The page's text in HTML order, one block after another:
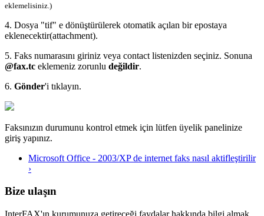
eklemelisiniz.)
4. Dosya "tif" e dönüştürülerek otomatik açılan bir epostaya
eklenecektir(attachment).
5. Faks numarasını giriniz veya contact listenizden seçiniz. Sonuna
@fax.tc eklemeniz zorunlu değildir.
6. Gönder'i tıklayın.
Faksınızın durumunu kontrol etmek için lütfen üyelik panelinize
giriş yapınız.
Microsoft Office - 2003/XP de internet faks nasıl aktifleştirilir
›
Bize ulaşın
InterFAX'ın kurumunuza getireceği faydalar hakkında bilgi almak